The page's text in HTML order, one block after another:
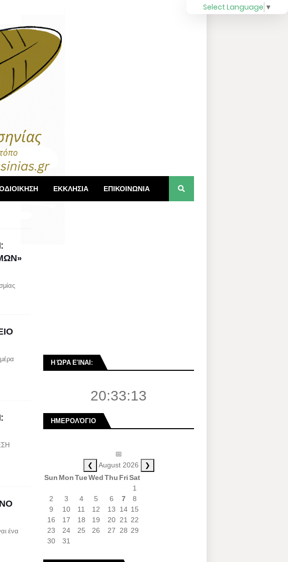
ΕΚΚΛΗΣΙΑ ΕΠΙΚΟΙΝΩΝΙΑ
ένα
Select Language ▼
Η ΏΡΑ ΕΊΝΑΙ:
20:33:14
ΗΜΕΡΟΛΌΓΙΟ
📅
❮ August 2026 ❯
Sun MonTueWedThu FriSat
1
2
3 4 5 6 7
8
9
10 11 12 13 14 15
16
17 18 19 20 21
22
23
24 25 26 27 28 29
30
31